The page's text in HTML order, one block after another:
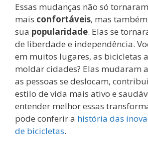
Essas mudanças não só
mais confortáveis, mas
sua popularidade. Elas se
de liberdade e independência.
em muitos lugares, as bicicletas
moldar cidades? Elas mudaram
as pessoas se deslocam,
estilo de vida mais ativo e
entender melhor essas
pode conferir a história das
de bicicletas.